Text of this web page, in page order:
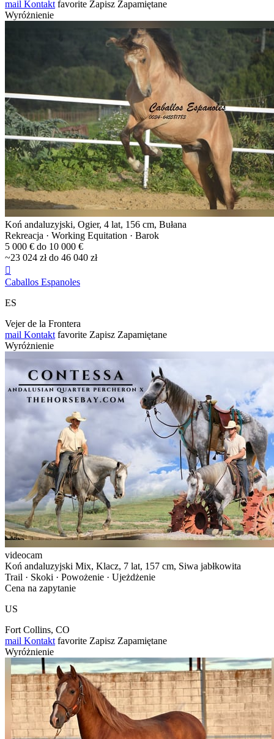
mail Kontakt favorite Zapisz Zapamiętane
Wyróżnienie
Koń andaluzyjski, Ogier, 4 lat, 156 cm, Bułana
Rekreacja · Working Equitation · Barok
5 000 € do 10 000 €
~23 024 zł do 46 040 zł

Caballos Espanoles
ES
Vejer de la Frontera
mail Kontakt favorite Zapisz Zapamiętane
Wyróżnienie
videocam
Koń andaluzyjski Mix, Klacz, 7 lat, 157 cm, Siwa jabłkowita
Trail · Skoki · Powożenie · Ujeżdżenie
Cena na zapytanie
US
Fort Collins, CO
mail Kontakt favorite Zapisz Zapamiętane
Wyróżnienie